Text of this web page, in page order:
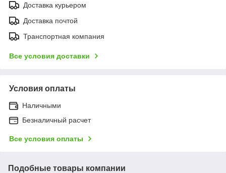
Доставка курьером
Доставка почтой
Транспортная компания
Все условия доставки
Условия оплаты
Наличными
Безналичный расчет
Все условия оплаты
Подобные товары компании